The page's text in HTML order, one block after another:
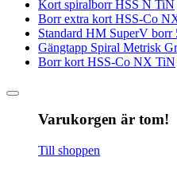
Kort spiralborr HSS N TiN
Borr extra kort HSS-Co
Standard HM SuperV
Gängtapp Spiral Metrisk
Borr kort HSS-Co NX TiN
Varukorgen är tom!
Till shoppen